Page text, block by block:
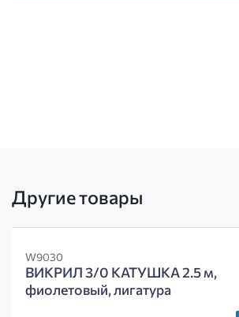
Другие товары
W9030
ВИКРИЛ 3/0 КАТУШКА 2.5 м,
фиолетовый, лигатура